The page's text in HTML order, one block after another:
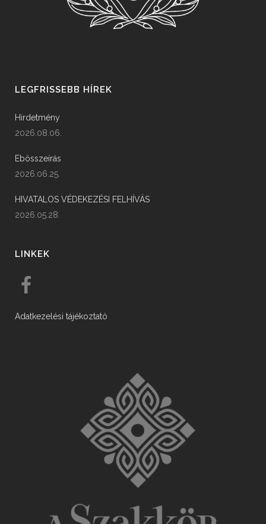
LEGFRISSEBB HÍREK
Hirdetmény
2026.08.06.
Ebösszeírás
2026.06.25.
HIVATALOS VÉDEKEZÉSI FELHÍVÁS
2026.05.28.
LINKEK
Adatkezelési tájékoztató